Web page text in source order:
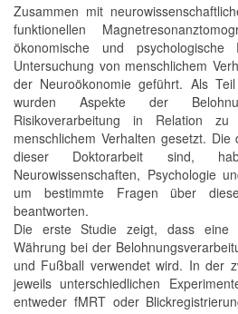
Zusammen mit
funktionellen
ökonomische und
Untersuchung von menschlichem
der Neuroökonomie geführt. Als
wurden Aspekte der
Risikoverarbeitung in Relation zu
menschlichem Verhalten gesetzt.
dieser Doktorarbeit sind,
Neurowissenschaften, Psychologie
um bestimmte Fragen über
beantworten.
Die erste Studie zeigt, dass eine
Währung bei der
und Fußball verwendet wird. In der
jeweils unterschiedlichen
entweder fMRT oder